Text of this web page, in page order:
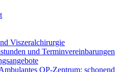
Viszeralchirurgie
und Terminvereinbarungen
OP-Zentrum: schonend